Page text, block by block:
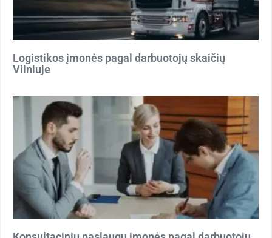
Logistikos įmonės pagal darbuotojų skaičių
Vilniuje